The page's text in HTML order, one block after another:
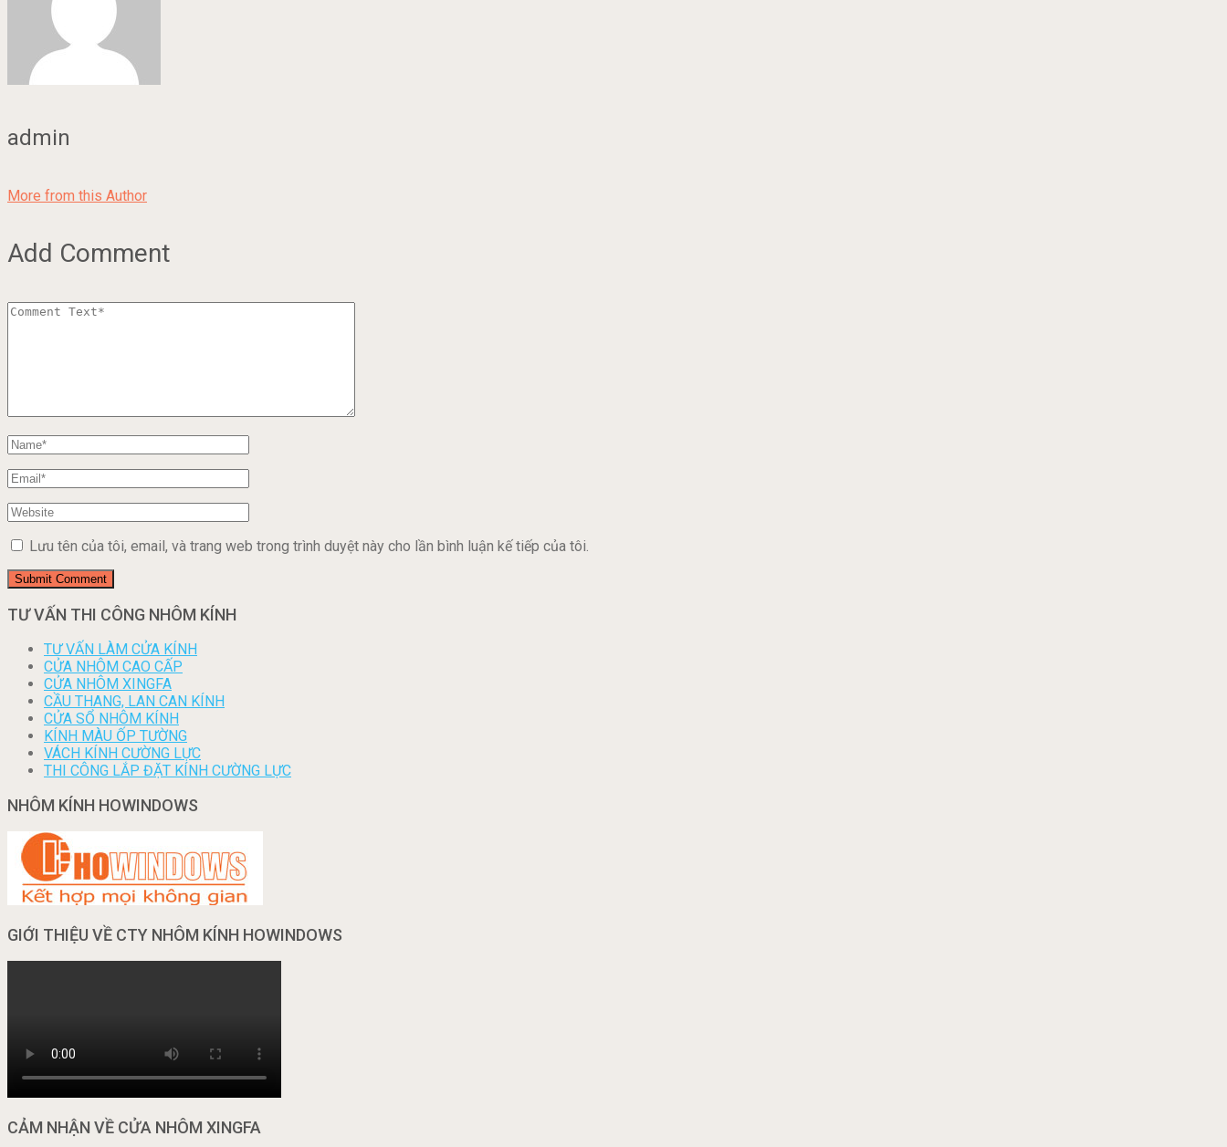
admin
More from this Author
Add Comment
Lưu tên của tôi, email, và trang web trong trình duyệt này cho lần bình luận kế tiếp của tôi.
TƯ VẤN THI CÔNG NHÔM KÍNH
TƯ VẤN LÀM CỬA KÍNH
CỬA NHÔM CAO CẤP
CỬA NHÔM XINGFA
CẦU THANG, LAN CAN KÍNH
CỬA SỔ NHÔM KÍNH
KÍNH MÀU ỐP TƯỜNG
VÁCH KÍNH CƯỜNG LỰC
THI CÔNG LẮP ĐẶT KÍNH CƯỜNG LỰC
NHÔM KÍNH HOWINDOWS
GIỚI THIỆU VỀ CTY NHÔM KÍNH HOWINDOWS
CẢM NHẬN VỀ CỬA NHÔM XINGFA